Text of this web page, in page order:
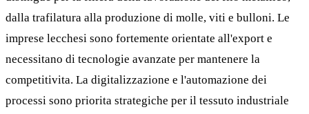
dalla trafilatura alla produzione di molle, viti e bulloni. Le
imprese lecchesi sono fortemente orientate all'export e
necessitano di tecnologie avanzate per mantenere la
competitivita. La digitalizzazione e l'automazione dei
processi sono priorita strategiche per il tessuto industriale